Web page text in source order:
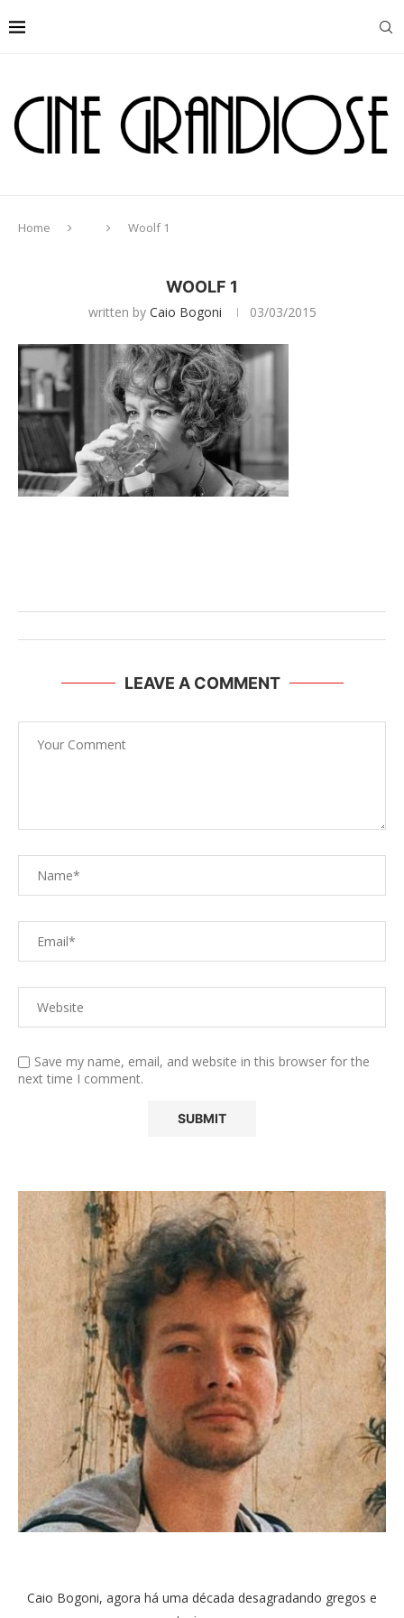
Home Woolf 1
WOOLF 1
written by Caio Bogoni 03/03/2015
LEAVE A COMMENT
Save my name, email, and website in this browser for the
next time I comment.
Caio Bogoni, agora há uma década desagradando gregos e